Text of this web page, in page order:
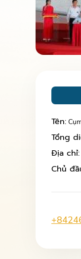
Tên:
Tổng
Địa chỉ:
Chủ